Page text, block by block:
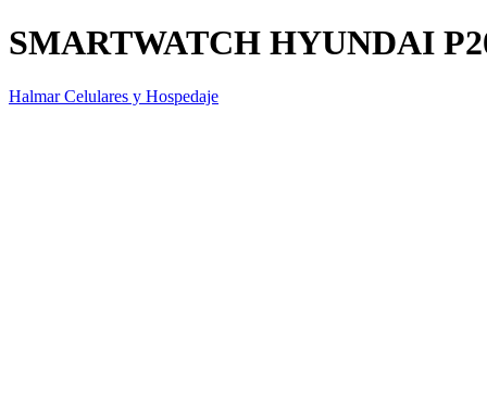
SMARTWATCH HYUNDAI
Halmar Celulares y Hospedaje